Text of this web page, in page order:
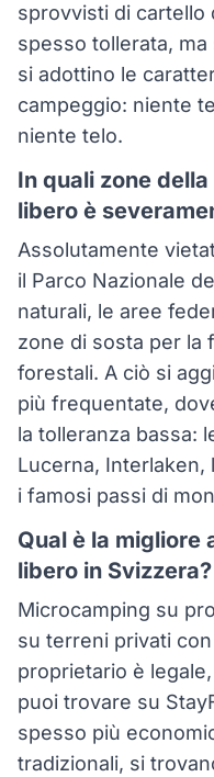
sprovvisti di cartello
spesso tollerata,
si adottino le
campeggio: niente
niente telo.
In quali zone
libero è
Assolutamente
il Parco Nazionale
naturali, le aree
zone di sosta per la
forestali. A ciò si
più frequentate,
la tolleranza bassa:
Lucerna, Interlaken,
i famosi passi di
Qual è la migliore
libero in Svizzera?
Microcamping su
su terreni privati
proprietario è
puoi trovare su
spesso più
tradizionali, si